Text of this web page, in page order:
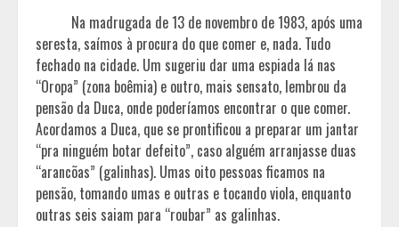
Na madrugada de 13 de novembro de 1983, após uma
seresta, saímos à procura do que comer e, nada. Tudo
fechado na cidade. Um sugeriu dar uma espiada lá nas
“Oropa” (zona boêmia) e outro, mais sensato, lembrou da
pensão da Duca, onde poderíamos encontrar o que comer.
Acordamos a Duca, que se prontificou a preparar um jantar
“pra ninguém botar defeito”, caso alguém arranjasse duas
“arancõas” (galinhas). Umas oito pessoas ficamos na
pensão, tomando umas e outras e tocando viola, enquanto
outras seis saiam para “roubar” as galinhas.